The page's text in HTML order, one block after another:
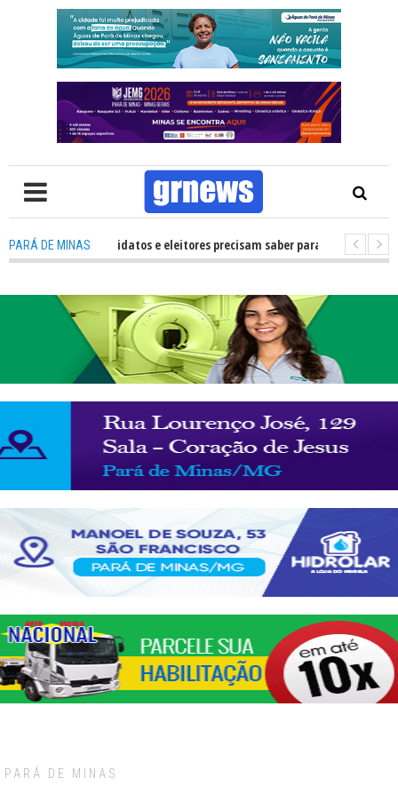
PARÁ DE MINAS
TV: O que candidatos e eleitores precisam saber para não ter problemas
PARÁ DE MINAS